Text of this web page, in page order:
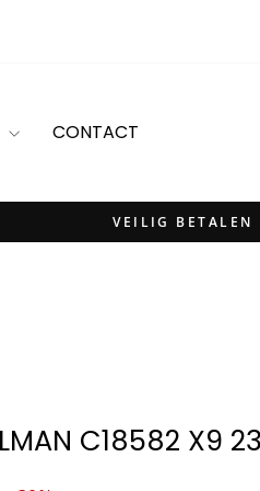
CONTACT
VEILIG BETALEN
C18582 X9